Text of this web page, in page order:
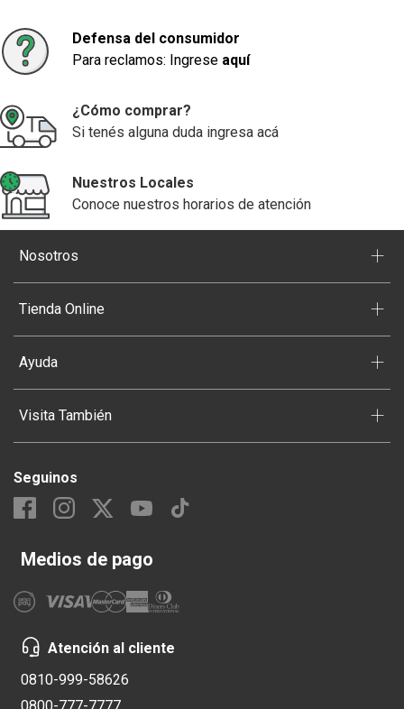
Defensa del consumidor
Para reclamos: Ingrese aquí
¿Cómo comprar?
Si tenés alguna duda ingresa acá
Nuestros Locales
Conoce nuestros horarios de atención
Nosotros +
Tienda Online +
Ayuda +
Visita También +
Seguinos
Medios de pago
Atención al cliente
0810-999-58626